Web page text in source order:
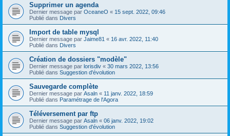
Supprimer un agenda
Dernier message par OceaneO « 15 sept. 2022, 09:46
Publié dans Divers
Import de table mysql
Dernier message par Jaime81 « 16 avr. 2022, 11:40
Publié dans Divers
Création de dossiers "modèle"
Dernier message par lorisdiv « 30 mars 2022, 13:56
Publié dans Suggestion d'évolution
Sauvegarde complète
Dernier message par Asaln « 11 janv. 2022, 18:59
Publié dans Paramétrage de l'Agora
Téléversement par ftp
Dernier message par Asaln « 06 janv. 2022, 19:02
Publié dans Suggestion d'évolution